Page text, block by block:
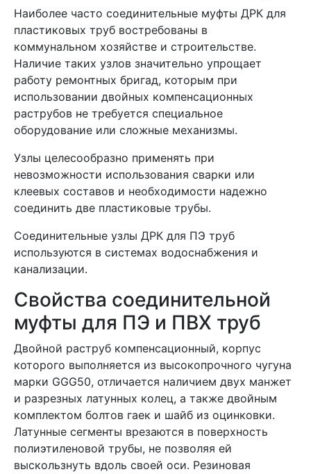
Наиболее часто соединительные муфты ДРК для
пластиковых труб востребованы в
коммунальном хозяйстве и строительстве.
Наличие таких узлов значительно упрощает
работу ремонтных бригад, которым при
использовании двойных компенсационных
раструбов не требуется специальное
оборудование или сложные механизмы.
Узлы целесообразно применять при
невозможности использования сварки или
клеевых составов и необходимости надежно
соединить две пластиковые трубы.
Соединительные узлы ДРК для ПЭ труб
используются в системах водоснабжения и
канализации.
Свойства соединительной
муфты для ПЭ и ПВХ труб
Двойной раструб компенсационный, корпус
которого выполняется из высокопрочного чугуна
марки GGG50, отличается наличием двух манжет
и разрезных латунных колец, а также двойным
комплектом болтов гаек и шайб из оцинковки.
Латунные сегменты врезаются в поверхность
полиэтиленовой трубы, не позволяя ей
выскользнуть вдоль своей оси. Резиновая